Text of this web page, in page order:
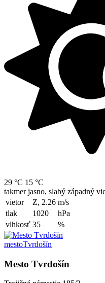
29 °C 15 °C
takmer jasno, slabý západný
vietor
Z, 2.26 m/s
tlak
1020
hPa
vlhkosť 35 %
mestoTvrdošín
Mesto Tvrdošín